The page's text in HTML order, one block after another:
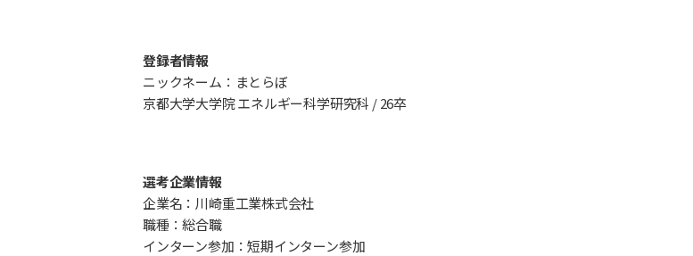
登録者情報
ニックネーム：まとらぼ
京都大学大学院 エネルギー科学研究科 / 26卒
選考企業情報
企業名：川崎重工業株式会社
職種：総合職
インターン参加：短期インターン参加